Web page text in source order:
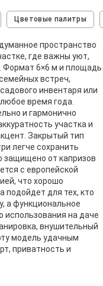
Цветовые палитры
пространство
где важны уют,
Формат 6×6 м и площадь
встреч,
инвентаря или
время года.
и гармонично
участка и
Закрытый тип
легче сохранить
защищено от капризов
с европейской
что хорошо
подойдет для тех, кто
а функциональное
использования на даче
внушительный
модель удачным
приватность и